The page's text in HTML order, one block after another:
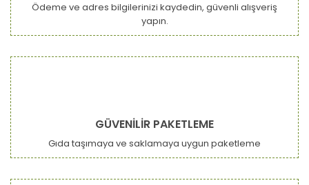
Ödeme ve adres bilgilerinizi kaydedin, güvenli alışveriş
yapın.
GÜVENİLİR PAKETLEME
Gıda taşımaya ve saklamaya uygun paketleme